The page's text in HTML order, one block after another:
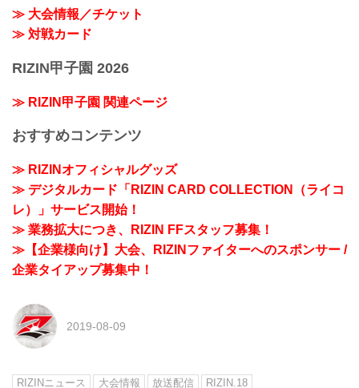
≫ 大会情報／チケット
≫ 対戦カード
RIZIN甲子園 2026
≫ RIZIN甲子園 関連ページ
おすすめコンテンツ
≫ RIZINオフィシャルグッズ
≫ デジタルカード「RIZIN CARD COLLECTION（ライコ
レ）」サービス開始！
≫ 業務拡大につき、RIZIN FFスタッフ募集！
≫【企業様向け】大会、RIZINファイターへのスポンサー /
企業タイアップ募集中！
2019-08-09
RIZINニュース 大会情報 放送配信 RIZIN.18